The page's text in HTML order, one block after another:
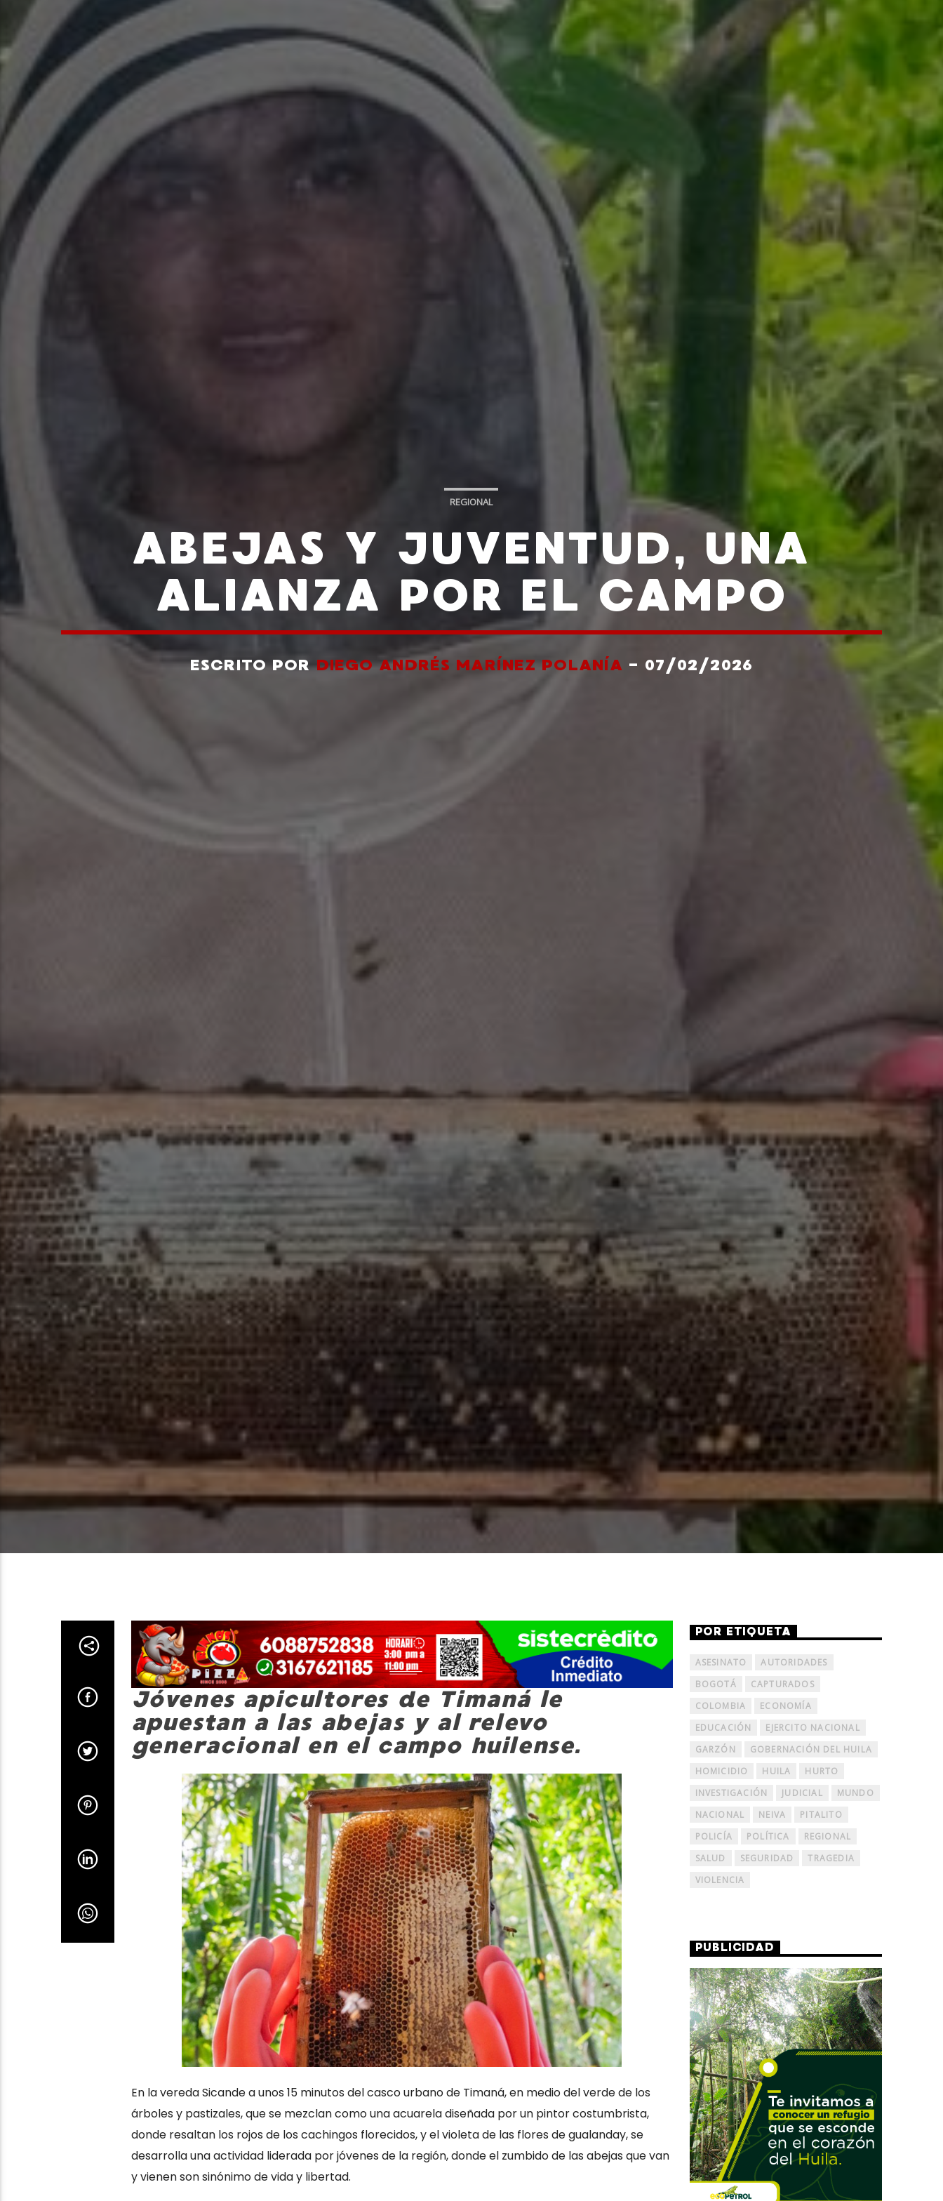
REGIONAL
ABEJAS Y JUVENTUD, UNA
ALIANZA POR EL CAMPO
ESCRITO PORDIEGO ANDRÉS MARÍNEZ POLANÍA - 07/02/2026
Jóvenes apicultores de Timaná le
apuestan a las abejas y al relevo
generacional en el campo huilense.
En la vereda Sicande a unos 15 minutos del casco urbano de Timaná, en medio del verde de los
árboles y pastizales, que se mezclan como una acuarela diseñada por un pintor costumbrista,
donde resaltan los rojos de los cachingos florecidos, y el violeta de las flores de gualanday, se
desarrolla una actividad liderada por jóvenes de la región, donde el zumbido de las abejas que van
y vienen son sinónimo de vida y libertad.
POR ETIQUETA
ASESINATO
AUTORIDADES
BOGOTÁ
CAPTURADOS
COLOMBIA
ECONOMÍA
EDUCACIÓN
EJERCITO NACIONAL
GARZÓN
GOBERNACIÓN DEL HUILA
HOMICIDIO
HUILA
HURTO
INVESTIGACIÓN
JUDICIAL
MUNDO
NACIONAL
NEIVA
PITALITO
POLICÍA
POLÍTICA
REGIONAL
SALUD
SEGURIDAD
TRAGEDIA
VIOLENCIA
PUBLICIDAD